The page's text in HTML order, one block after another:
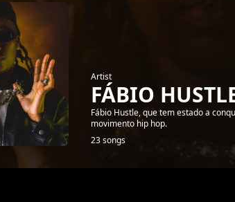
Artist
FÁBIO
Fábio Hustle, que tem estado a
movimento hip hop.
23 songs